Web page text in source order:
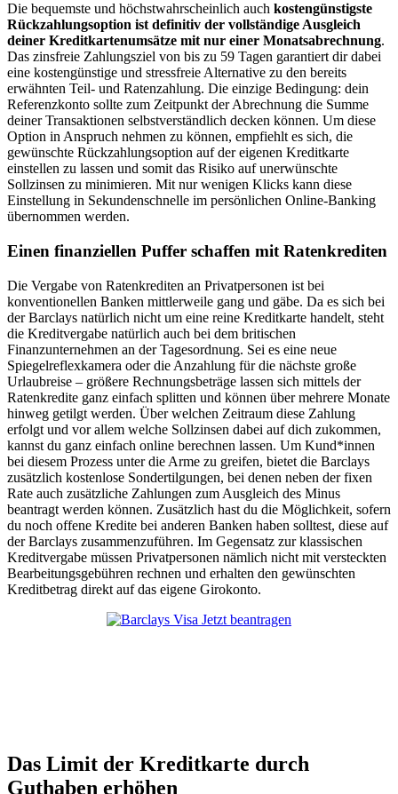
Die bequemste und höchstwahrscheinlich auch kostengünstigste
Rückzahlungsoption ist definitiv der vollständige Ausgleich
deiner Kreditkartenumsätze mit nur einer Monatsabrechnung.
Das zinsfreie Zahlungsziel von bis zu 59 Tagen garantiert dir dabei
eine kostengünstige und stressfreie Alternative zu den bereits
erwähnten Teil- und Ratenzahlung. Die einzige Bedingung: dein
Referenzkonto sollte zum Zeitpunkt der Abrechnung die Summe
deiner Transaktionen selbstverständlich decken können. Um diese
Option in Anspruch nehmen zu können, empfiehlt es sich, die
gewünschte Rückzahlungsoption auf der eigenen Kreditkarte
einstellen zu lassen und somit das Risiko auf unerwünschte
Sollzinsen zu minimieren. Mit nur wenigen Klicks kann diese
Einstellung in Sekundenschnelle im persönlichen Online-Banking
übernommen werden.
Einen finanziellen Puffer schaffen mit Ratenkrediten
Die Vergabe von Ratenkrediten an Privatpersonen ist bei
konventionellen Banken mittlerweile gang und gäbe. Da es sich bei
der Barclays natürlich nicht um eine reine Kreditkarte handelt, steht
die Kreditvergabe natürlich auch bei dem britischen
Finanzunternehmen an der Tagesordnung. Sei es eine neue
Spiegelreflexkamera oder die Anzahlung für die nächste große
Urlaubreise – größere Rechnungsbeträge lassen sich mittels der
Ratenkredite ganz einfach splitten und können über mehrere Monate
hinweg getilgt werden. Über welchen Zeitraum diese Zahlung
erfolgt und vor allem welche Sollzinsen dabei auf dich zukommen,
kannst du ganz einfach online berechnen lassen. Um Kund*innen
bei diesem Prozess unter die Arme zu greifen, bietet die Barclays
zusätzlich kostenlose Sondertilgungen, bei denen neben der fixen
Rate auch zusätzliche Zahlungen zum Ausgleich des Minus
beantragt werden können. Zusätzlich hast du die Möglichkeit, sofern
du noch offene Kredite bei anderen Banken haben solltest, diese auf
der Barclays zusammenzuführen. Im Gegensatz zur klassischen
Kreditvergabe müssen Privatpersonen nämlich nicht mit versteckten
Bearbeitungsgebühren rechnen und erhalten den gewünschten
Kreditbetrag direkt auf das eigene Girokonto.
Jetzt beantragen
Das Limit der Kreditkarte durch
Guthaben erhöhen